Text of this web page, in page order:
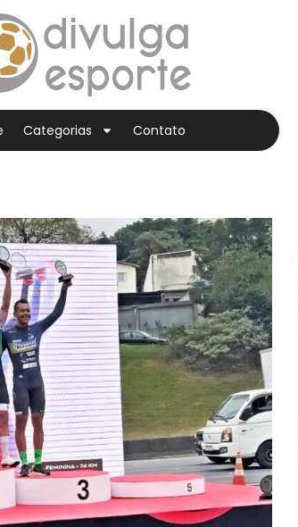
Categorias Contato